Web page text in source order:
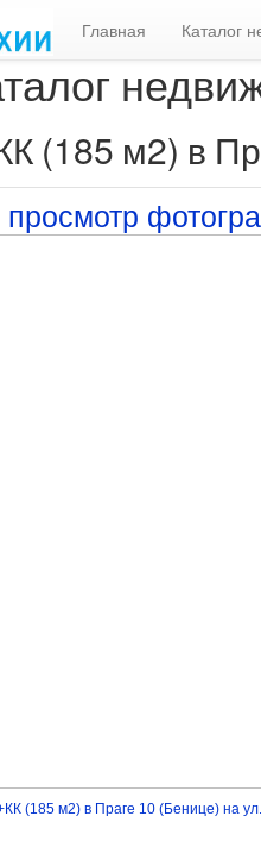
Главная Каталог
(185 м2) в
просмотр
(185 м2) в Праге 10 (Бенице) на